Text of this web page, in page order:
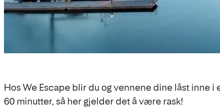
Hos We Escape blir du og vennene dine låst inne
60 minutter, så her gjelder det å være rask!